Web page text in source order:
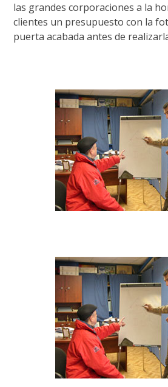
las grandes corporaciones a la
clientes un presupuesto con la
puerta acabada antes de